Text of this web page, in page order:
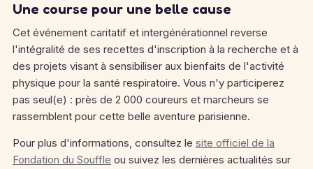
Une course pour une belle cause
Cet événement caritatif et intergénérationnel reverse
l'intégralité de ses recettes d'inscription à la recherche et à
des projets visant à sensibiliser aux bienfaits de l'activité
physique pour la santé respiratoire. Vous n'y participerez
pas seul(e) : près de 2 000 coureurs et marcheurs se
rassemblent pour cette belle aventure parisienne.
Pour plus d'informations, consultez le site officiel de la
Fondation du Souffle ou suivez les dernières actualités sur